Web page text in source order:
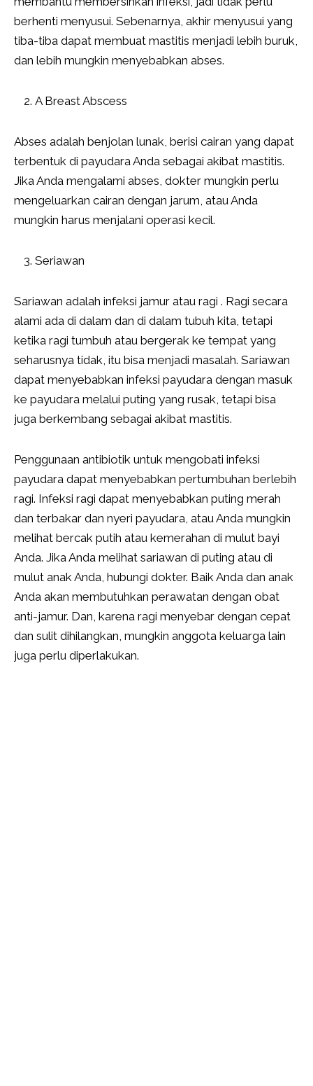
berhenti menyusui. Sebenarnya, akhir menyusui yang
tiba-tiba dapat membuat mastitis menjadi lebih buruk,
dan lebih mungkin menyebabkan abses.
A Breast Abscess
Abses adalah benjolan lunak, berisi cairan yang dapat
terbentuk di payudara Anda sebagai akibat mastitis.
Jika Anda mengalami abses, dokter mungkin perlu
mengeluarkan cairan dengan jarum, atau Anda
mungkin harus menjalani operasi kecil.
Seriawan
Sariawan adalah infeksi jamur atau ragi . Ragi secara
alami ada di dalam dan di dalam tubuh kita, tetapi
ketika ragi tumbuh atau bergerak ke tempat yang
seharusnya tidak, itu bisa menjadi masalah. Sariawan
dapat menyebabkan infeksi payudara dengan masuk
ke payudara melalui puting yang rusak, tetapi bisa
juga berkembang sebagai akibat mastitis.
Penggunaan antibiotik untuk mengobati infeksi
payudara dapat menyebabkan pertumbuhan berlebih
ragi. Infeksi ragi dapat menyebabkan puting merah
dan terbakar dan nyeri payudara, atau Anda mungkin
melihat bercak putih atau kemerahan di mulut bayi
Anda. Jika Anda melihat sariawan di puting atau di
mulut anak Anda, hubungi dokter. Baik Anda dan anak
Anda akan membutuhkan perawatan dengan obat
anti-jamur. Dan, karena ragi menyebar dengan cepat
dan sulit dihilangkan, mungkin anggota keluarga lain
juga perlu diperlakukan.